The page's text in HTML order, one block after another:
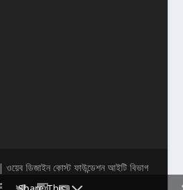
| ওয়েব ডিজাইন কোস্ট ফাউন্ডেশন আইটি বিভাগ